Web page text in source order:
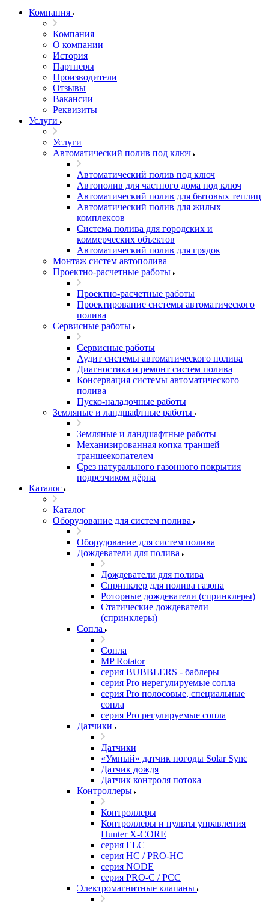
Компания
Компания
О компании
История
Партнеры
Производители
Отзывы
Вакансии
Реквизиты
Услуги
Услуги
Автоматический полив под ключ
Автоматический полив под ключ
Автополив для частного дома под ключ
Автоматический полив для бытовых теплиц
Автоматический полив для жилых
комплексов
Система полива для городских и
коммерческих объектов
Автоматический полив для грядок
Монтаж систем автополива
Проектно-расчетные работы
Проектно-расчетные работы
Проектирование системы автоматического
полива
Сервисные работы
Сервисные работы
Аудит системы автоматического полива
Диагностика и ремонт систем полива
Консервация системы автоматического
полива
Пуско-наладочные работы
Земляные и ландшафтные работы
Земляные и ландшафтные работы
Механизированная копка траншей
траншеекопателем
Срез натурального газонного покрытия
подрезчиком дёрна
Каталог
Каталог
Оборудование для систем полива
Оборудование для систем полива
Дождеватели для полива
Дождеватели для полива
Cпринклер для полива газона
Роторные дождеватели (спринклеры)
Статические дождеватели
(спринклеры)
Сопла
Сопла
MP Rotator
серия BUBBLERS - баблеры
серия Pro нерегулируемые сопла
серия Pro полосовые, специальные
сопла
серия Pro регулируемые сопла
Датчики
Датчики
«Умный» датчик погоды Solar Sync
Датчик дождя
Датчик контроля потока
Контроллеры
Контроллеры
Контроллеры и пульты управления
Hunter X-CORE
серия ELC
серия HC / PRO-HC
серия NODE
серия PRO-C / PCC
Электромагнитные клапаны